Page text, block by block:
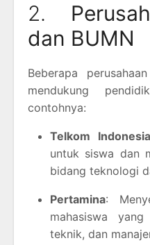
2.
dan BUMN
Beberapa
mendukung
contohnya:
Telkom Indonesia
untuk siswa dan
bidang teknologi
Pertamina:
mahasiswa
teknik, dan